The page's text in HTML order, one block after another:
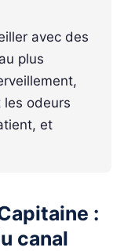
avec des
plus
les odeurs
et
:
canal